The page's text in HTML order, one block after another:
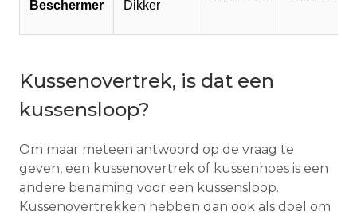
Beschermer
Dikker
Kussenovertrek, is dat een
kussensloop?
Om maar meteen antwoord op de vraag te
geven, een kussenovertrek of kussenhoes is een
andere benaming voor een kussensloop.
Kussenovertrekken hebben dan ook als doel om